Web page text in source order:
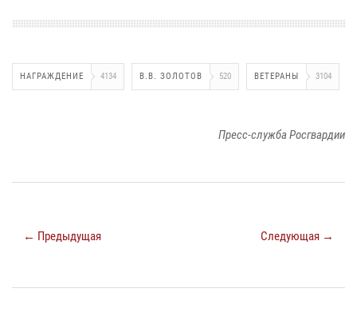
НАГРАЖДЕНИЕ 4134 В.В. ЗОЛОТОВ 520 ВЕТЕРАНЫ 3104
Пресс-служба Росгвардии
← Предыдущая Следующая →